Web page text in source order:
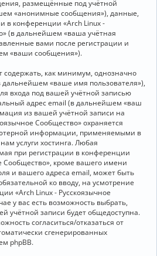
размещённые под учётной
«анонимные сообщения»), данные,
в конференции «Arch Linux -
(в дальнейшем «ваша учётная
вами после регистрации и
«ваши сообщения»).
содержать, как минимум, однозначно
«ваше имя пользователя»),
входа под вашей учётной записью
адрес email (в дальнейшем «ваш
из вашей учётной записи на
Сообщество» охраняется
информации, применяемыми в
услуги хостинга. Любая
при регистрации в конференции
Сообщество», кроме вашего имени
и вашего адреса email, может быть
ко вводу, на усмотрение
«Arch Linux - Русскоязычное
у вас есть возможность выбрать,
учётной записи будет общедоступна.
согласиться/отказаться от
сгенерированных
phpBB.